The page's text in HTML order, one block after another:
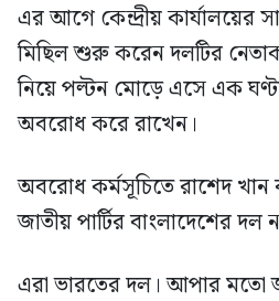
এর আগে কেন্দ্রীয় কার্যালয়ের
মিছিল শুরু করেন দলটির
নিয়ে পল্টন মোড়ে এসে এক
অবরোধ করে রাখেন।
অবরোধ কর্মসূচিতে রাশেদ
জাতীয় পার্টির বাংলাদেশের দল
এরা ভারতের দল। আপার মতো